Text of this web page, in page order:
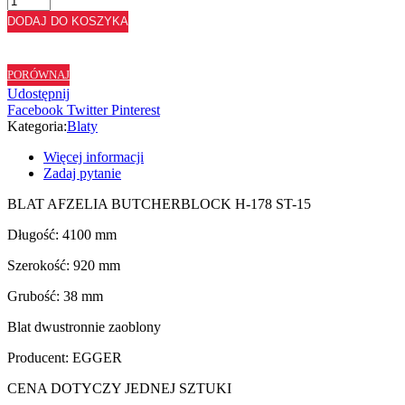
BLAT
AFZELIA
H178
ST15
-
92
cm
DODAJ DO KOSZYKA
PORÓWNAJ
Udostępnij
Facebook Twitter Pinterest
Kategoria:Blaty
Więcej informacji
Zadaj pytanie
BLAT AFZELIA BUTCHERBLOCK H-178 ST-15
Długość: 4100 mm
Szerokość: 920 mm
Grubość: 38 mm
Blat dwustronnie zaoblony
Producent: EGGER
CENA DOTYCZY JEDNEJ SZTUKI